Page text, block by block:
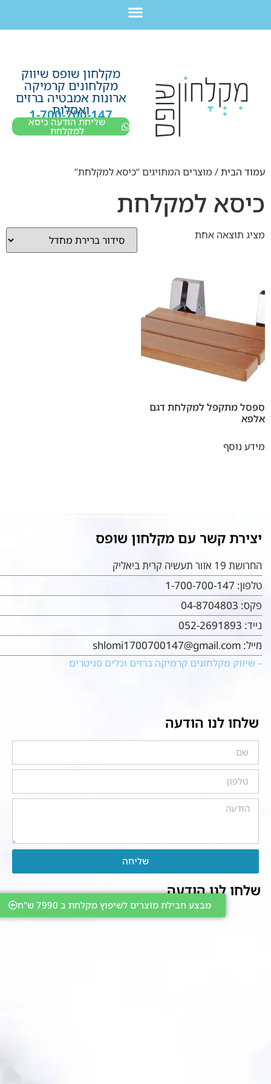
מבצע חבילת מוצרים לשיפוץ מקלחת ב 7990 ש"ח
מקלחון שופס שיווק
מקלחונים קרמיקה
ארונות אמבטיה ברזים
ואסלות
1-700-700-147
שליחת הודעה כיסא
למקלחת
עמוד הבית/ מוצרים המתויגים “כיסא למקלחת”
כיסא למקלחת
מציג תוצאה אחת
ספסל מתקפל למקלחת דגם
אלפא
מידע נוסף
יצירת קשר עם מקלחון שופס
החרושת 19 אזור תעשיה קרית ביאליק
טלפון: 1-700-700-147
פקס: 04-8704803
נייד: 052-2691893
מייל: shlomi1700700147@gmail.com
– שיווק מקלחונים קרמיקה ברזים וכלים סניטרים
שלחו לנו הודעה
שליחה
שלחו לנו הודעה